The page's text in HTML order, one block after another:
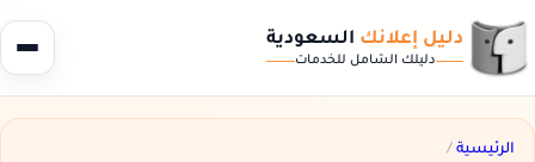
دليل إعلانك السعودية
دليلك الشامل للخدمات
الرئيسية /